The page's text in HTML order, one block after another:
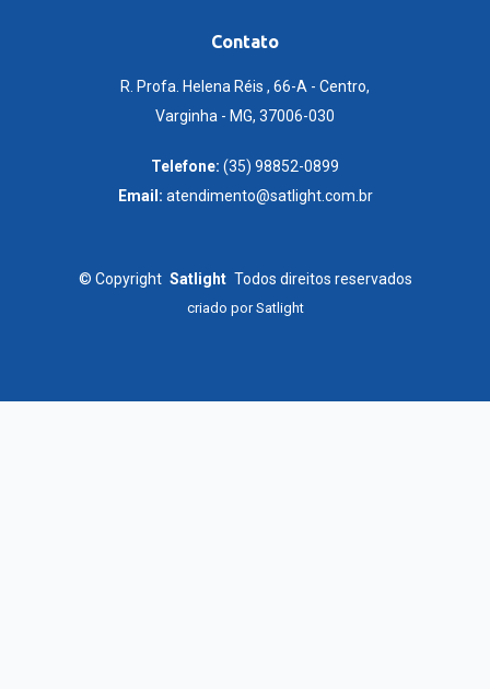
Contato
R. Profa. Helena Réis , 66-A - Centro,
Varginha - MG, 37006-030
Telefone: (35) 98852-0899
Email: atendimento@satlight.com.br
© Copyright Satlight Todos direitos reservados
criado porSatlight